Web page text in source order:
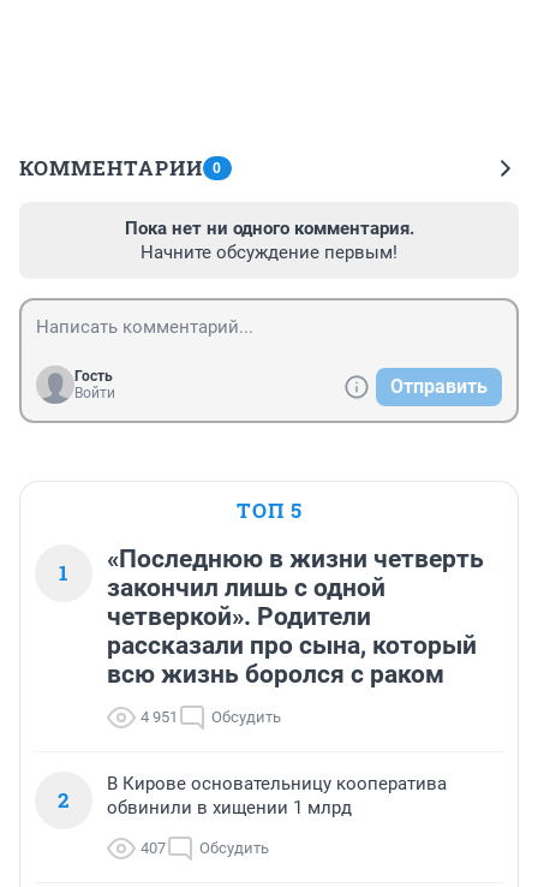
КОММЕНТАРИИ 0
Пока нет ни одного комментария.
Начните обсуждение первым!
Гость
Войти
Отправить
ТОП 5
1
«Последнюю в жизни четверть
закончил лишь с одной
четверкой». Родители
рассказали про сына, который
всю жизнь боролся с раком
4 951 Обсудить
2
В Кирове основательницу кооператива
обвинили в хищении 1 млрд
407 Обсудить